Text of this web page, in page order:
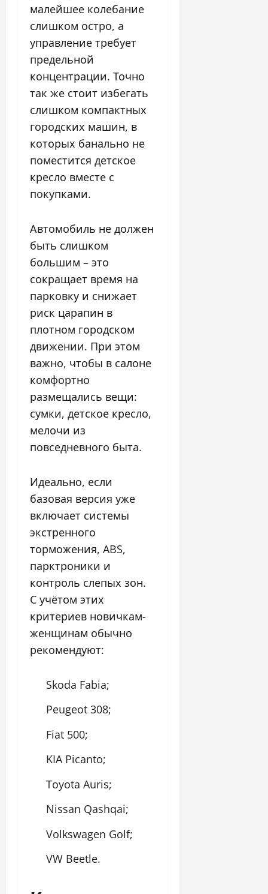
малейшее колебание
слишком остро, а
управление требует
предельной
концентрации. Точно
так же стоит избегать
слишком компактных
городских машин, в
которых банально не
поместится детское
кресло вместе с
покупками.
Автомобиль не должен
быть слишком
большим – это
сокращает время на
парковку и снижает
риск царапин в
плотном городском
движении. При этом
важно, чтобы в салоне
комфортно
размещались вещи:
сумки, детское кресло,
мелочи из
повседневного быта.
Идеально, если
базовая версия уже
включает системы
экстренного
торможения, ABS,
парктроники и
контроль слепых зон.
С учётом этих
критериев новичкам-
женщинам обычно
рекомендуют:
Skoda Fabia;
Peugeot 308;
Fiat 500;
KIA Picanto;
Toyota Auris;
Nissan Qashqai;
Volkswagen Golf;
VW Beetle.